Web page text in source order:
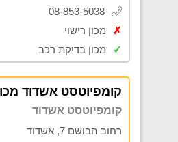
08-853-5038
✗
מכון רישוי
✓
מכון בדיקת רכב
קומפיוטסט אשדוד
קומפיוטסט אשדוד
רחוב הבושם 7, אשדוד